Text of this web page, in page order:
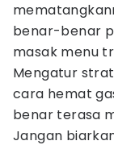
benar-benar
masak menu
Mengatur
cara hemat
benar terasa
Jangan